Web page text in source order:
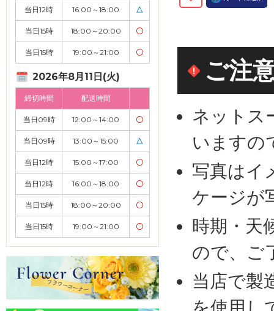
当日12時 16:00～18:00 △
当日15時 18:00～20:00 〇
当日15時 19:00～21:00 〇
2026年8月11日(火)
締切時間 配送時間
当日09時 12:00～14:00 〇
当日09時 13:00～15:00 △
当日12時 15:00～17:00 〇
当日12時 16:00～18:00 〇
当日15時 18:00～20:00 〇
当日15時 19:00～21:00 〇
ご注
ネットス
いますの
写真はイ
ケージが
時期・天
ので、ご
当店で製